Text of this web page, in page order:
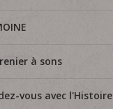
à sons
vous avec l'Histoire